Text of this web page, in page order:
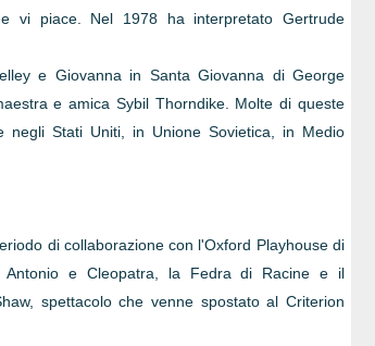
vi piace. Nel 1978 ha interpretato Gertrude
e Giovanna in Santa Giovanna di George
e amica Sybil Thorndike. Molte di queste
Stati Uniti, in Unione Sovietica, in Medio
di collaborazione con l'Oxford Playhouse di
e Cleopatra, la Fedra di Racine e il
spettacolo che venne spostato al Criterion